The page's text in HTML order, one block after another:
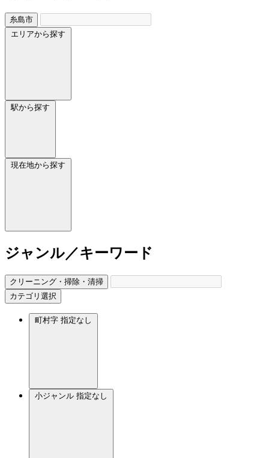
糸島市
エリアから探す
駅から探す
現在地から探す
ジャンル／キーワード
クリーニング・掃除・清掃
カテゴリ選択
町村字 指定なし
小ジャンル 指定なし